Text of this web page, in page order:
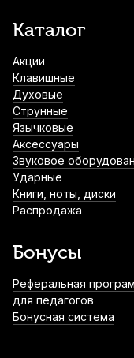
7 510
Каталог
Акции
Клавишные
Духовые
Струнные
Язычковые
Аксессуары
Звуковое
Ударные
Книги, ноты, диски
Распродажа
Бонусы
Реферальная
для педагогов
Бонусная система